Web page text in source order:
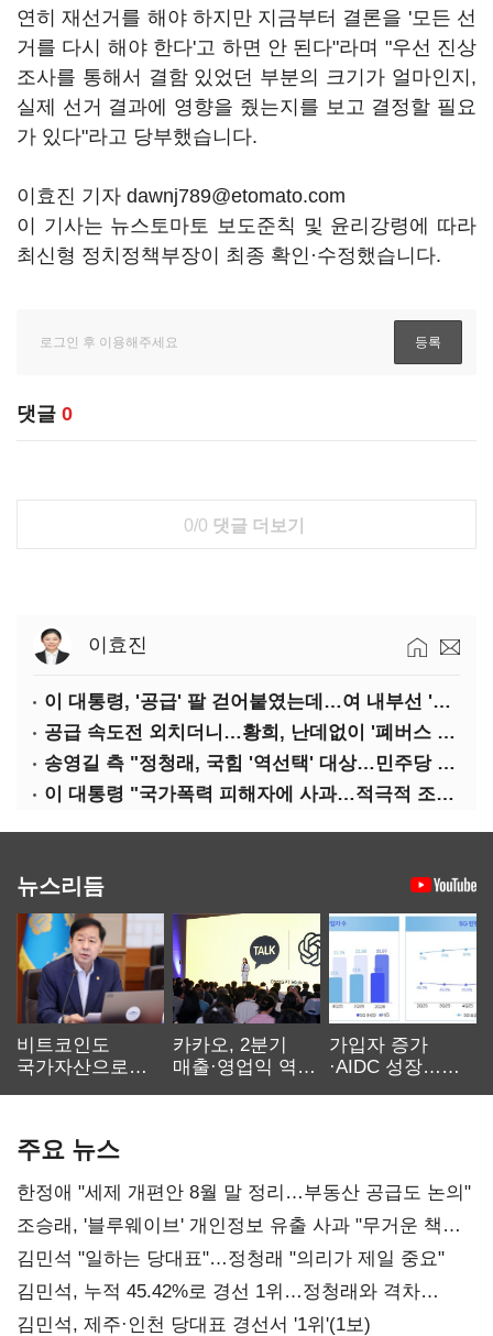
연히 재선거를 해야 하지만 지금부터 결론을 '모든 선
거를 다시 해야 한다'고 하면 안 된다"라며 "우선 진상
조사를 통해서 결함 있었던 부분의 크기가 얼마인지,
실제 선거 결과에 영향을 줬는지를 보고 결정할 필요
가 있다"라고 당부했습니다.
이효진 기자 dawnj789@etomato.com
이 기사는 뉴스토마토 보도준칙 및 윤리강령에 따라
최신형 정치정책부장이 최종 확인·수정했습니다.
댓글 0
0/0 댓글 더보기
이효진
이 대통령, '공급' 팔 걷어붙였는데…여 내부선 '부동산 망언'(종합)
공급 속도전 외치더니…황희, 난데없이 '폐버스 리모델링' 제안
송영길 측 "정청래, 국힘 '역선택' 대상…민주당 대표로 총선 지휘 못해"
이 대통령 "국가폭력 피해자에 사과…적극적 조사로 진실 밝혀야"
뉴스리듬
비트코인도
국가자산으로…'
카카오, 2분기
매출·영업익 역대
가입자 증가
·AIDC 성장…
주요 뉴스
한정애 "세제 개편안 8월 말 정리…부동산 공급도 논의"
조승래, '블루웨이브' 개인정보 유출 사과 "무거운 책임
통감"
김민석 "일하는 당대표"…정청래 "의리가 제일 중요"
김민석, 누적 45.42%로 경선 1위…정청래와 격차
0.86%p(2보)
김민석, 제주·인천 당대표 경선서 '1위'(1보)